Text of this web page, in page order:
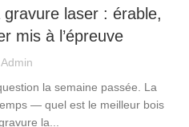
laser : érable,
mis à l’épreuve
Admin
la semaine passée. La
— quel est le meilleur bois
la...